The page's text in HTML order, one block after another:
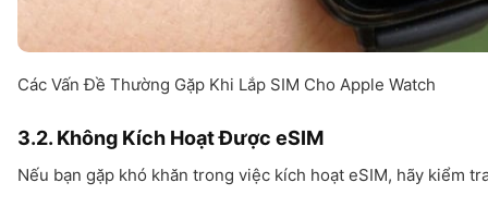
Các Vấn Đề Thường Gặp Khi Lắp SIM Cho Apple Watch
3.2. Không Kích Hoạt Được eSIM
Nếu bạn gặp khó khăn trong việc kích hoạt eSIM, hãy kiểm